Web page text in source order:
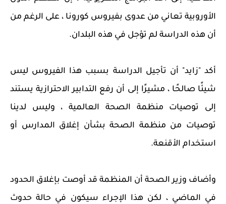
الأوروبية تعاني من عدوى بفيروس كورونا ، على الرغم من
أن هذه الدراسة لم تؤجل في هذه البلدان.
أكد "زايد" أن تأجيل الدراسة بسبب هذا الفيروس ليس
شيئًا صالحًا ، مشيرًا إلى أن رفع التدابير الاحترازية يستند
إلى توصيات منظمة الصحة العالمية ، وليس لدينا
توصيات من منظمة الصحة بشأن إغلاق المدارس أو
استخدام الأقنعة.
وأضاف وزير الصحة أن المنظمة قد أوصت بإغلاق الحدود
في الماضي ، لكن هذا الإجراء سيكون في حالة حدوث